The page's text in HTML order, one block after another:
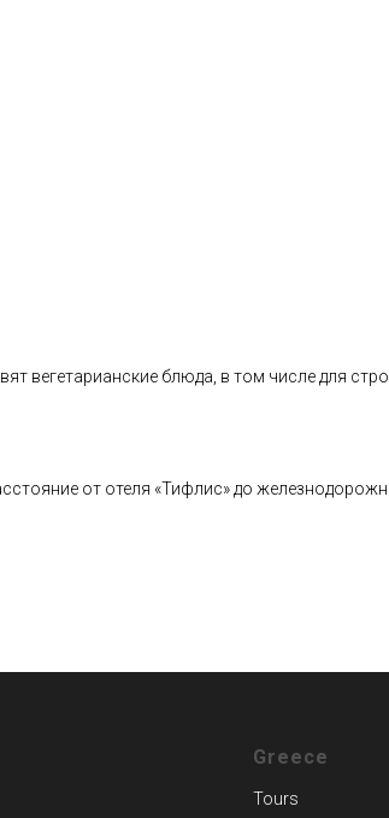
вегетарианские блюда, в том числе для
от отеля «Тифлис» до
Greece
Tours